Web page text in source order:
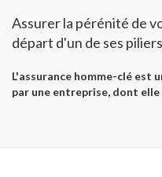
Assurer la pérénité de
départ d'un de ses piliers
L'assurance homme-clé est
par une entreprise, dont